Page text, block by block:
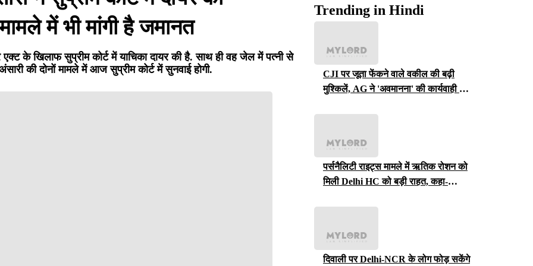
में भी मांगी है जमानत
एक्ट के खिलाफ सुप्रीम कोर्ट में याचिका दायर की है. साथ ही वह जेल में पत्नी से
की दोनों मामले में आज सुप्रीम कोर्ट में सुनवाई होगी.
Trending in Hindi
CJI पर जूता फेंकने वाले वकील की बढ़ी
मुश्किलें, AG ने 'अवमानना' की कार्यवाही शुरू
पर्सनैलिटी राइट्स मामले में ऋतिक रोशन को
मिली Delhi HC को बड़ी राहत, कहा-
दिवाली पर Delhi-NCR के लोग फोड़ सकेंगे